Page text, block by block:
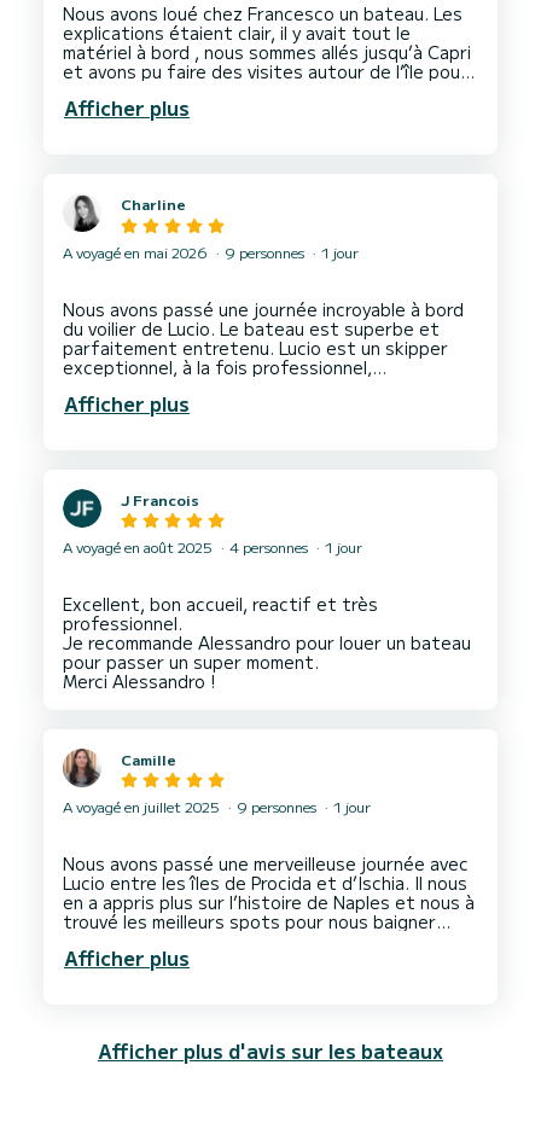
Nous avons loué chez Francesco un bateau. Les
explications étaient clair, il y avait tout le
matériel à bord , nous sommes allés jusqu’à Capri
et avons pu faire des visites autour de l’île pour
plein d’essence. Super journée au top. Merci.
Afficher plus
Charline
A voyagé en mai 2026 9 personnes 1 jour
Nous avons passé une journée incroyable à bord
du voilier de Lucio. Le bateau est superbe et
parfaitement entretenu. Lucio est un skipper
exceptionnel, à la fois professionnel,
Nous avons été accueillis avec beaucoup de
sur le voilier… chaque détail faisait la différence.
Lucio nous a emmenés dans une baie magnifique
où nous avons pu nous baigner et profiter
Nous avons également eu la chance de célébrer
notre événement en toute intimité, dans un
cadre idyllique.
Nous recommandons Lucio sans hésitation pour la
Afficher plus
J Francois
A voyagé en août 2025 4 personnes 1 jour
Excellent, bon accueil, reactif et très
professionnel.
Je recommande Alessandro pour louer un bateau
pour passer un super moment.
Camille
A voyagé en juillet 2025 9 personnes 1 jour
Nous avons passé une merveilleuse journée avec
Lucio entre les îles de Procida et d’Ischia. Il nous
en a appris plus sur l’histoire de Naples et nous à
trouvé les meilleurs spots pour nous baigner
part entière de notre groupe, venu pour célébrer
pour farniente. Lucio a très bien supporté les
playlists d’Italo Disco mises en boucle toute la
Afficher plus
Afficher plus d'avis sur les bateaux